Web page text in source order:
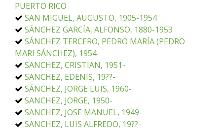
PUERTO RICO
SAN MIGUEL, AUGUSTO, 1905-1954
SÁNCHEZ GARCÍA, ALFONSO, 1880-1953
SÁNCHEZ TERCERO, PEDRO MARÍA (PEDRO
MARI SÁNCHEZ), 1954-
SANCHEZ, CRISTIAN, 1951-
SANCHEZ, EDENIS, 19??-
SÁNCHEZ, JORGE LUIS, 1960-
SANCHEZ, JORGE, 1950-
SANCHEZ, JOSE MANUEL, 1949-
SANCHEZ, LUIS ALFREDO, 19??-